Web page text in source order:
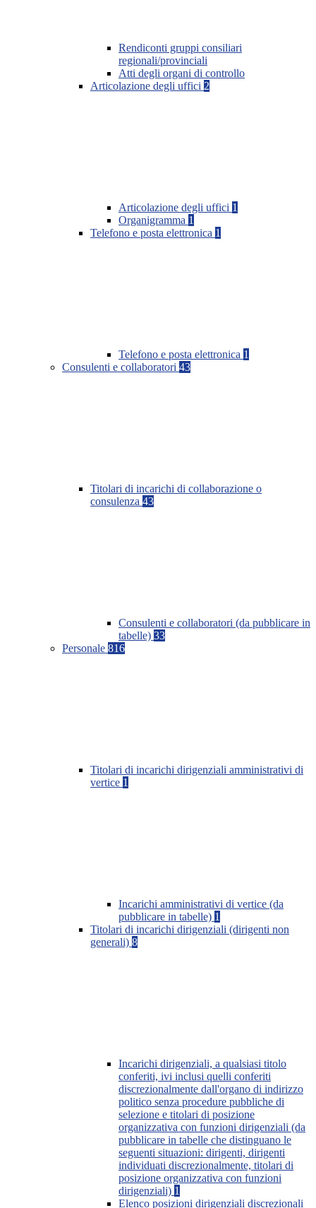
Rendiconti gruppi consiliari
regionali/provinciali
Atti degli organi di controllo
Articolazione degli uffici 2
Articolazione degli uffici 1
Organigramma 1
Telefono e posta elettronica 1
Telefono e posta elettronica 1
Consulenti e collaboratori 43
Titolari di incarichi di collaborazione o
consulenza 43
Consulenti e collaboratori (da pubblicare in
tabelle) 33
Personale 816
Titolari di incarichi dirigenziali amministrativi di
vertice 1
Incarichi amministrativi di vertice (da
pubblicare in tabelle) 1
Titolari di incarichi dirigenziali (dirigenti non
generali) 8
Incarichi dirigenziali, a qualsiasi titolo
conferiti, ivi inclusi quelli conferiti
discrezionalmente dall'organo di indirizzo
politico senza procedure pubbliche di
selezione e titolari di posizione
organizzativa con funzioni dirigenziali (da
pubblicare in tabelle che distinguano le
seguenti situazioni: dirigenti, dirigenti
individuati discrezionalmente, titolari di
posizione organizzativa con funzioni
dirigenziali) 1
Elenco posizioni dirigenziali discrezionali